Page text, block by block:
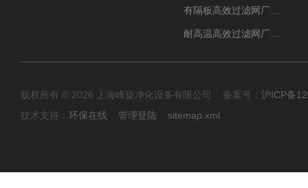
版权所有 © 2026 上海峰旋净化设备有限公司 备案号： 沪ICP备
技术支持： 环保在线 管理登陆 sitemap.xml